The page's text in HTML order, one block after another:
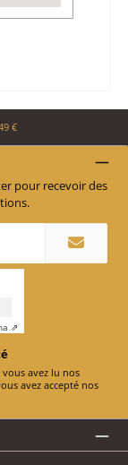
€
pour recevoir des
⇗
En sélectionnant Continuer, vous confirmez que vous avez lu nos
et que vous avez accepté nos